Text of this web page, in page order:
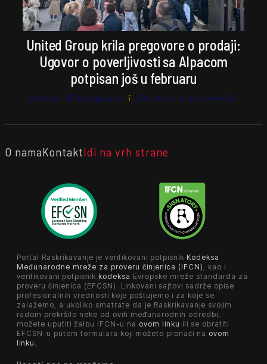
United Group krila pregovore o prodaji:
Ugovor o poverljivosti sa Alpacom
potpisan još u februaru
Vesna Radojević i Stefan Kosanović
O namaKontaktIdi na vrh strane
Portal Raskrikavanje je verifikovani potpisnik Kodeksa
Međunarodne mreže za proveru činjenica (IFCN) , kao i
verifikovani potpisnik kodeksa Evropske mreže standarda za
proveru činjenica (EFCSN). Linkovani sajtovi sadrže opise
profesionalnih vrednosti koje poštujemo i za koje se
zalažemo, a ukoliko smatrate da je Raskrikavanje svojim
radom prekršilo neke od ovih međunarodnih odredbi,
možete uputiti žalbu IFCN-u na ovom linku ili se obratiti
EFCSN-u putem formulara koji možete pronaći na ovom
linku .